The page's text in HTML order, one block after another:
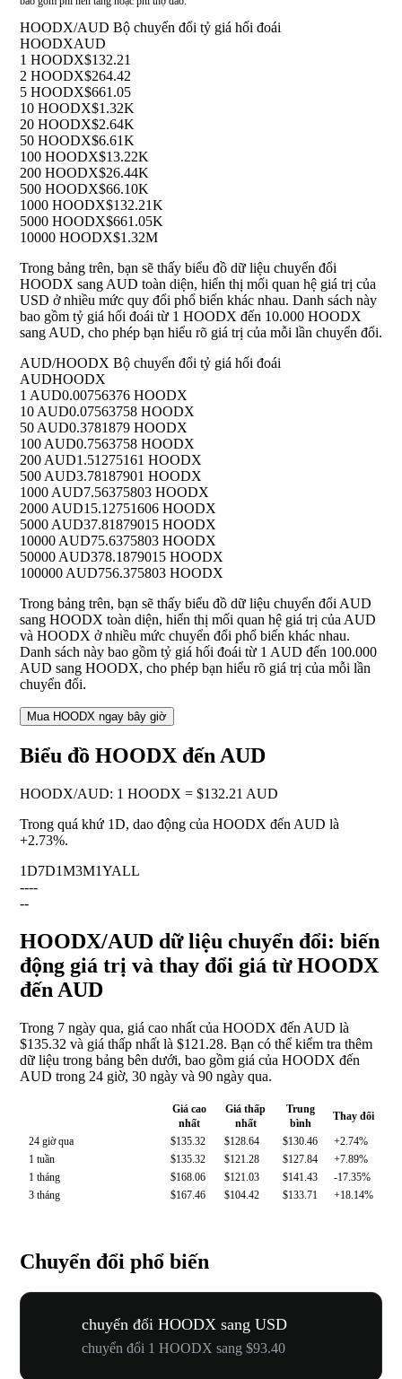
HOODX/AUD Bộ chuyển đổi tỷ giá hối đoái
HOODXAUD
1 HOODX$132.21
2 HOODX$264.42
5 HOODX$661.05
10 HOODX$1.32K
20 HOODX$2.64K
50 HOODX$6.61K
100 HOODX$13.22K
200 HOODX$26.44K
500 HOODX$66.10K
1000 HOODX$132.21K
5000 HOODX$661.05K
10000 HOODX$1.32M
Trong bảng trên, bạn sẽ thấy biểu đồ dữ liệu chuyển đổi
HOODX sang AUD toàn diện, hiển thị mối quan hệ giá trị của
USD ở nhiều mức quy đổi phổ biến khác nhau. Danh sách này
bao gồm tỷ giá hối đoái từ 1 HOODX đến 10.000 HOODX
sang AUD, cho phép bạn hiểu rõ giá trị của mỗi lần chuyển đổi.
AUD/HOODX Bộ chuyển đổi tỷ giá hối đoái
AUDHOODX
1 AUD0.00756376 HOODX
10 AUD0.07563758 HOODX
50 AUD0.3781879 HOODX
100 AUD0.7563758 HOODX
200 AUD1.51275161 HOODX
500 AUD3.78187901 HOODX
1000 AUD7.56375803 HOODX
2000 AUD15.12751606 HOODX
5000 AUD37.81879015 HOODX
10000 AUD75.6375803 HOODX
50000 AUD378.1879015 HOODX
100000 AUD756.375803 HOODX
Trong bảng trên, bạn sẽ thấy biểu đồ dữ liệu chuyển đổi AUD
sang HOODX toàn diện, hiển thị mối quan hệ giá trị của AUD
và HOODX ở nhiều mức chuyển đổi phổ biến khác nhau.
Danh sách này bao gồm tỷ giá hối đoái từ 1 AUD đến 100.000
AUD sang HOODX, cho phép bạn hiểu rõ giá trị của mỗi lần
chuyển đổi.
Mua HOODX ngay bây giờ
Biểu đồ HOODX đến AUD
HOODX/AUD: 1 HOODX = $132.21 AUD
Trong quá khứ 1D, dao động của HOODX đến AUD là
+2.73%.
1D7D1M3M1YALL
----
--
HOODX/AUD dữ liệu chuyển đổi: biến
động giá trị và thay đổi giá từ HOODX
đến AUD
Trong 7 ngày qua, giá cao nhất của HOODX đến AUD là
$135.32 và giá thấp nhất là $121.28. Bạn có thể kiểm tra thêm
dữ liệu trong bảng bên dưới, bao gồm giá của HOODX đến
AUD trong 24 giờ, 30 ngày và 90 ngày qua.
Giá cao
nhất
Giá thấp
nhất
Trung
bình
Thay đổi
24 giờ qua
$135.32 $128.64 $130.46
+2.74%
1 tuần
$135.32 $121.28 $127.84
+7.89%
1 tháng
$168.06 $121.03 $141.43
-17.35%
3 tháng
$167.46 $104.42 $133.71 +18.14%
Chuyển đổi phổ biến
chuyển đổi HOODX sang USD
chuyển đổi 1 HOODX sang $93.40